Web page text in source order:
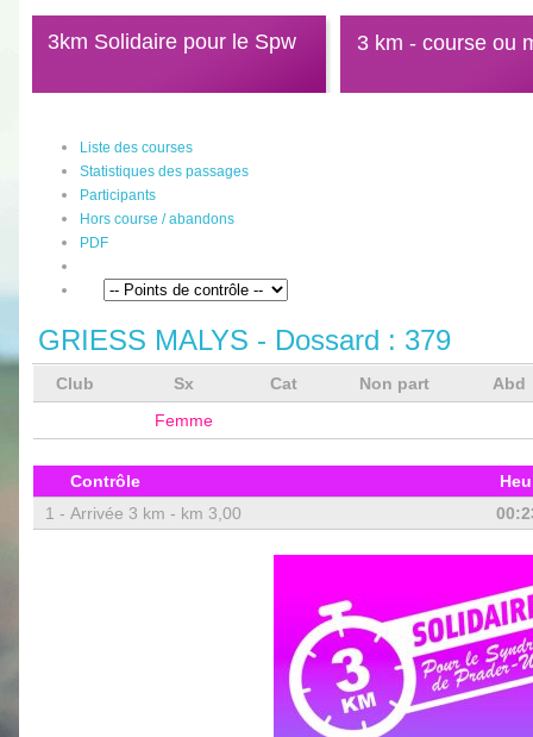
3km Solidaire pour le Spw 3 km - course ou
Liste des courses
Statistiques des passages
Participants
Hors course / abandons
PDF
GRIESS MALYS - Dossard : 379
Club Sx Cat Non part
Abd
Femme
Contrôle
1 - Arrivée 3 km - km 3,00